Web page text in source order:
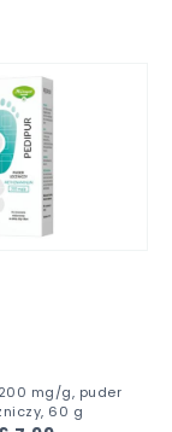
mg/g, puder
60 g